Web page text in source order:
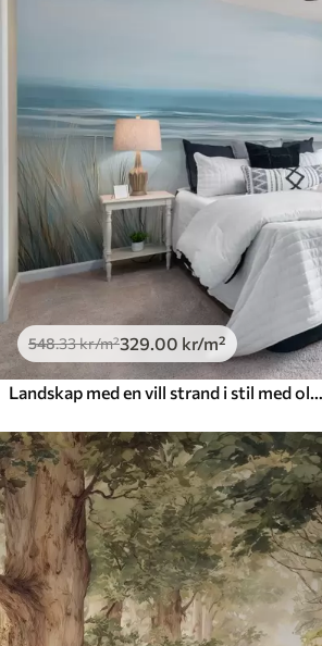
548.33kr/m²329 .00 kr/m²